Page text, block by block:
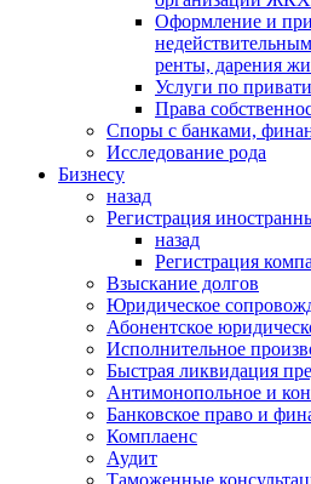
Оформление и
ренты, дарения
Услуги по
Права
Cпоры с банками,
Исследование рода
Бизнесу
назад
Регистрация
назад
Регистрация
Взыскание долгов
Юридическое
Абонентское
Исполнительное
Быстрая ликвидация
Антимонопольное и
Банковское право и
Комплаенс
Аудит
Таможенные